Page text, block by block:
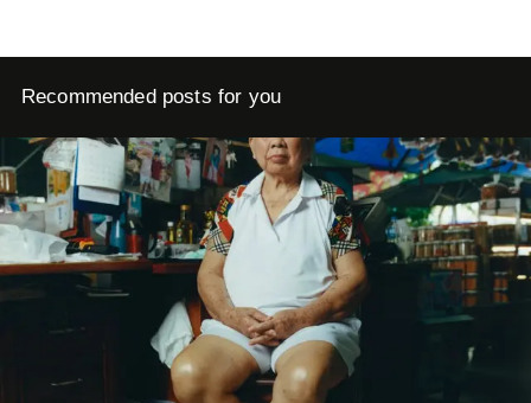
Recommended posts for you